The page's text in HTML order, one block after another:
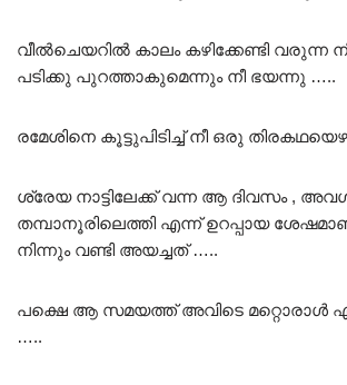
വീൽചെയറിൽ കാലം കഴിക്കേണ്ടി വരുന്ന
പടിക്കു പുറത്താകുമെന്നും നീ ഭയന്നു …..
രമേശിനെ കൂട്ടുപിടിച്ച് നീ ഒരു
ശ്രേയ നാട്ടിലേക്ക് വന്ന ആ ദിവസം ,
തമ്പാനൂരിലെത്തി എന്ന് ഉറപ്പായ
നിന്നും വണ്ടി അയച്ചത് …..
പക്ഷെ ആ സമയത്ത് അവിടെ മറ്റൊരാൾ
…..